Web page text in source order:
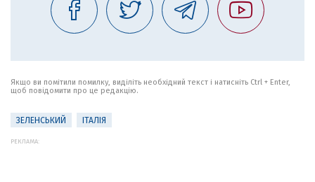
Якщо ви помітили помилку, виділіть необхідний текст і натисніть Ctrl + Enter,
щоб повідомити про це редакцію.
ЗЕЛЕНСЬКИЙ ІТАЛІЯ
РЕКЛАМА: